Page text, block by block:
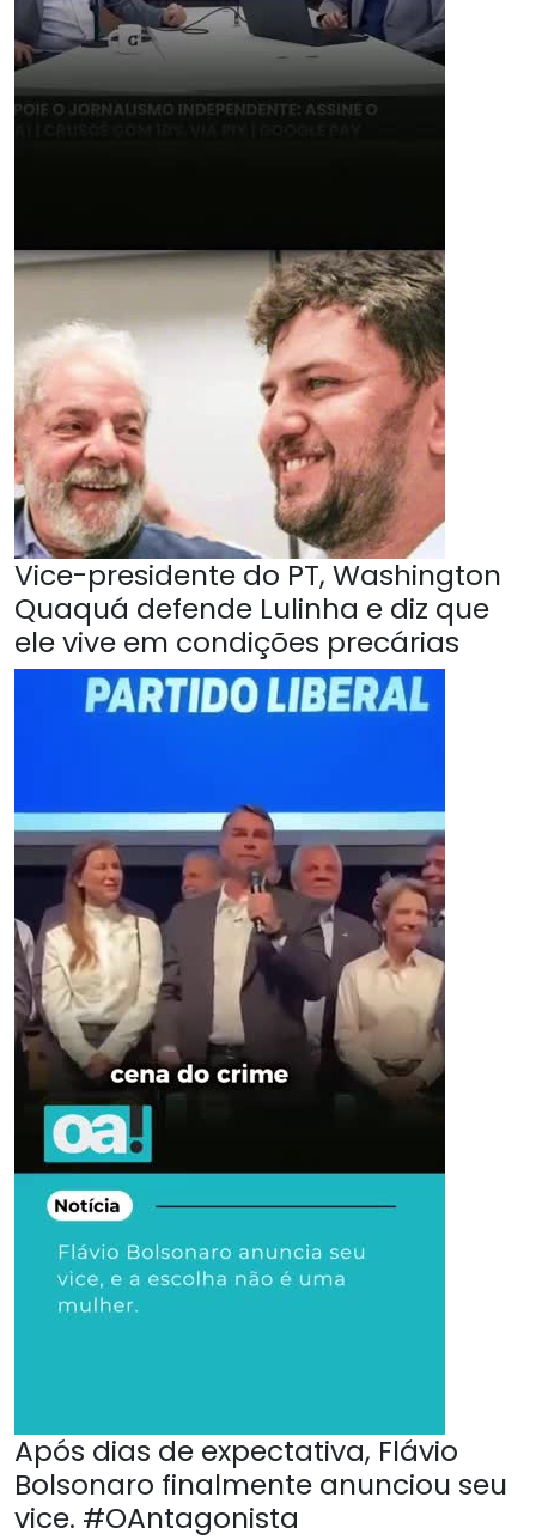
Vice-presidente do PT, Washington
Quaquá defende Lulinha e diz que
ele vive em condições precárias
Após dias de expectativa, Flávio
Bolsonaro finalmente anunciou seu
vice. #OAntagonista